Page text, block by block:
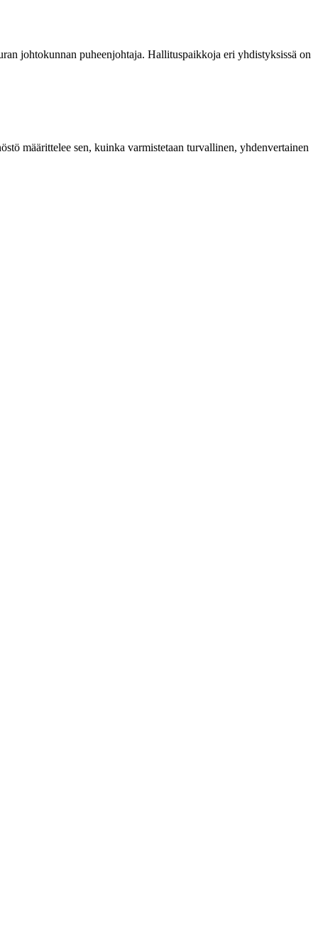
johtokunnan puheenjohtaja. Hallituspaikkoja eri yhdistyksissä on
määrittelee sen, kuinka varmistetaan turvallinen, yhdenvertainen